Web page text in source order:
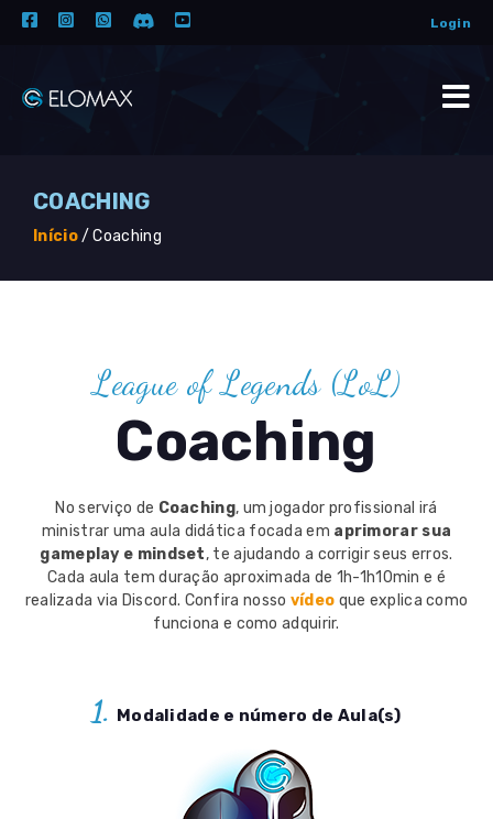
Login
COACHING
Início/ Coaching
League of Legends (LoL)
Coaching
No serviço de Coaching, um jogador profissional irá
ministrar uma aula didática focada em aprimorar sua
gameplay e mindset, te ajudando a corrigir seus erros.
Cada aula tem duração aproximada de 1h-1h10min e é
realizada via Discord. Confira nosso vídeo que explica como
funciona e como adquirir.
1. Modalidade e número de Aula(s)